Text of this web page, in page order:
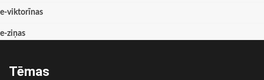
e-viktorīnas
e-ziņas
Tēmas